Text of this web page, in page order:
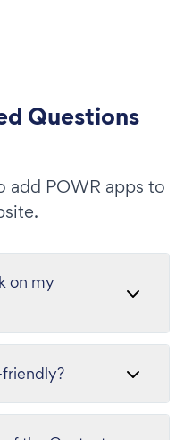
Questions
add POWR apps to
on my